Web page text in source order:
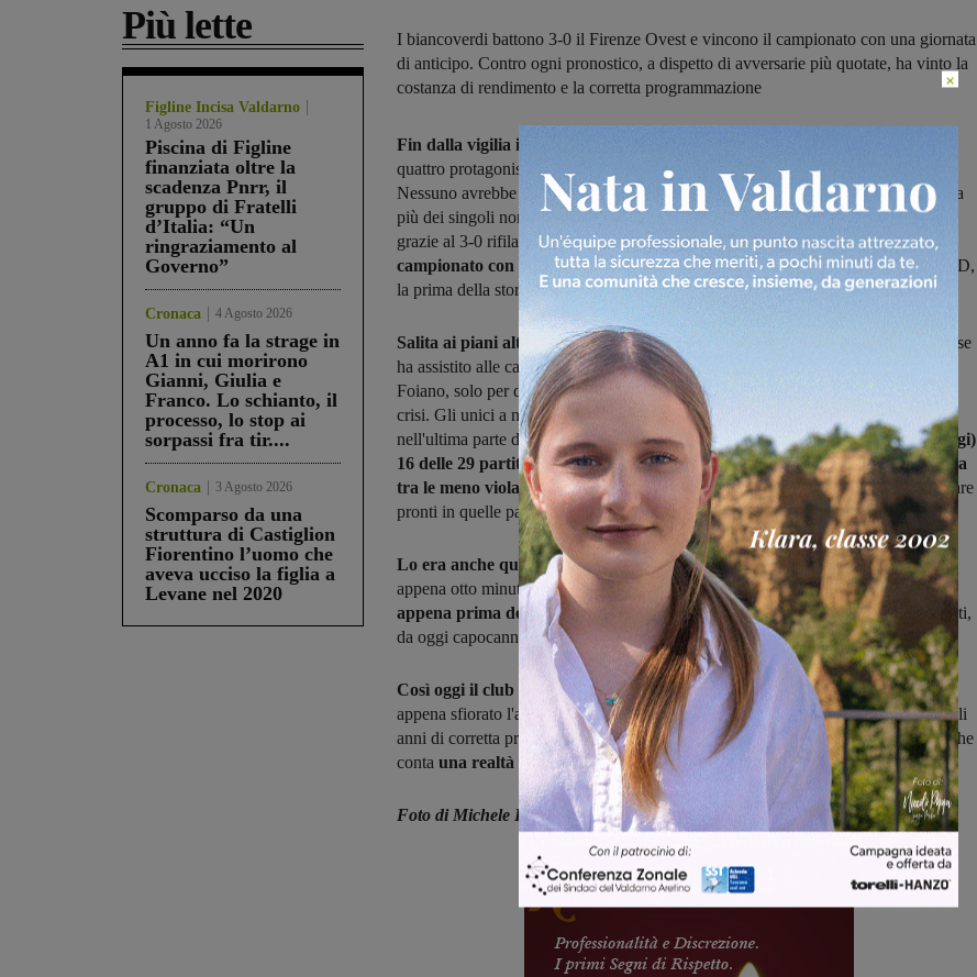
Più lette
Figline Incisa Valdarno
1 Agosto 2026
Piscina di Figline
finanziata oltre la
scadenza Pnrr, il
gruppo di Fratelli
d’Italia: “Un
ringraziamento al
Governo”
Cronaca 4 Agosto 2026
Un anno fa la strage in
A1 in cui morirono
Gianni, Giulia e
Franco. Lo schianto, il
processo, lo stop ai
sorpassi fra tir....
Cronaca 3 Agosto 2026
Scomparso da una
struttura di Castiglion
Fiorentino l’uomo che
aveva ucciso la figlia a
Levane nel 2020
I biancoverdi battono 3-0 il Firenze Ovest e vincono il campionato con una giornata
di anticipo. Contro ogni pronostico, a dispetto di avversarie più quotate, ha vinto la
costanza di rendimento e la corretta programmazione
Fin dalla vigilia il campionato
quattro protagoniste sicure a giocarsi la vittoria finale e le altre a spartirsi il resto.
Nessuno avrebbe puntato sulla Rignanese. Però si sa, nello sport la costanza conta
più dei singoli nomi e la squadra di Guarducci lo ha dimostrato ancora una volta:
grazie al 3-0 rifilato in trasferta al Firenze Ovest,i biancoverdi vincono il
campionato con una giornata di anticipo e festeggiano la promozione in Serie D,
la prima della storia.
Salita ai piani alti della classificanelle prime giornate, mano a mano la Rignanese
ha assistito alle cadute delle avversarie più quotate – Montevarchi, San Donato,
Foiano, solo per dirne alcune – spesso rendendosi anche responsabile delle loro
crisi. Gli unici a non arretrare mai erano proprio gli uomini di Guarducci che
nell'ultima parte di stagione si sono ritrovati al comando da soli,vincendo (ad oggi)
16 delle 29 partite disputate grazie al miglior attacco del torneo e a una difesa
tra le meno violate,senza mai accusare le vertigini e anzi facendosi sempre trovare
pronti in quelle partite da “dentro o fuori”.
Lo era anche quella di oggie, di nuovo, non c'è stata storia: primo gol dopo
appena otto minuti con Bennati, raddoppio al 38' con Privitera, partita chiusa
appena prima dell'intervallo
con il solito Pagnotta (protagonista tra i protagonisti,
da oggi capocannoniere del torneo al pari di Vangi del Montervarchi con 17 reti).
Così oggi il club biancoverde festeggia un traguardo storicoper tutta la città,
appena sfiorato l'anno scorso e finalmente raggiunto come un giusto premio per gli
anni di corretta programmazione che per la prima volta hanno portato nel calcio che
conta una realtà piccola per numeri ma grande per organizzazione.
Foto di Michele Bossini
×